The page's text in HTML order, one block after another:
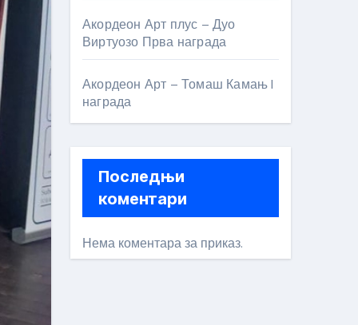
Акордеон Арт плус – Дуо
Виртуозо Прва награда
Акордеон Арт – Томаш Камањ I
награда
Последњи
коментари
Нема коментара за приказ.